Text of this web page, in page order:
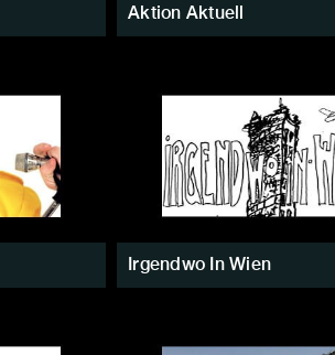
Aktion Aktuell
Irgendwo In Wien